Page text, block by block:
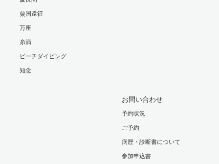
粟国遠征
万座
糸満
ビーチダイビング
知念
お問い合わせ
予約状況
ご予約
病歴・診断書について
参加申込書